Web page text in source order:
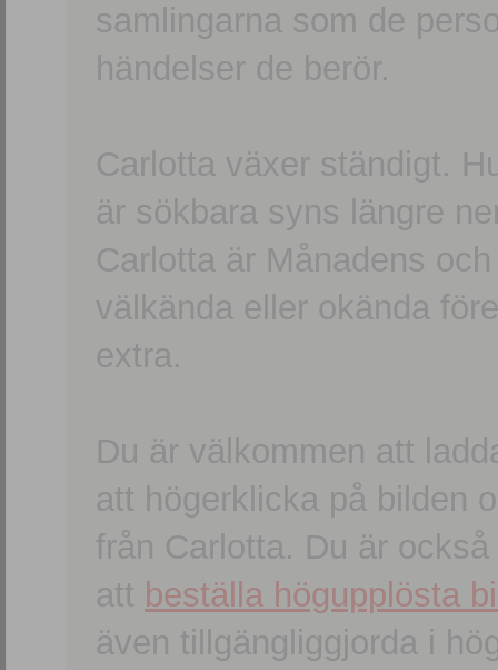
samlingarna som de
händelser de berör.
Carlotta växer ständigt.
är sökbara syns längre
Carlotta är Månadens
välkända eller okända
extra.
Du är välkommen att
att högerklicka på bilden
från Carlotta. Du är
att beställa högupplösta
även tillgängliggjorda i